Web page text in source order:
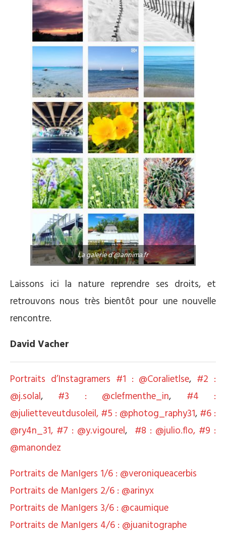
La galerie d’@annima.fr
Laissons ici la nature reprendre ses droits, et
retrouvons nous très bientôt pour une nouvelle
rencontre.
David Vacher
Portraits d’Instagramers #1 : @Coralietlse, #2 :
@j.solal, #3 : @clefmenthe_in, #4 :
@julietteveutdusoleil, #5 : @photog_raphy31, #6 :
@ry4n_31, #7 : @y.vigourel, #8 : @julio.flo, #9 :
@manondez
Portraits de ManIgers 1/6 : @veroniqueacerbis
Portraits de ManIgers 2/6 : @arinyx
Portraits de ManIgers 3/6 : @caumique
Portraits de ManIgers 4/6 : @juanitographe